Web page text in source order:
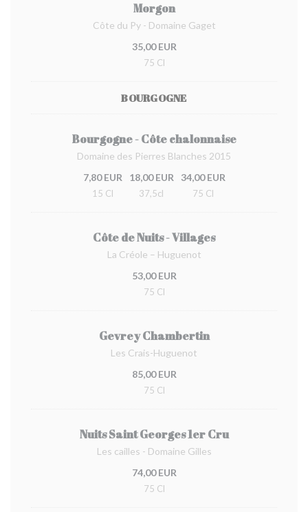
Morgon
Côte du Py - Domaine Gaget
35,00 EUR
75 Cl
BOURGOGNE
Bourgogne - Côte chalonnaise
Domaine des Pierres Blanches 2015
7,80 EUR
15 Cl
18,00 EUR
37,5cl
34,00 EUR
75 Cl
Côte de Nuits - Villages
La Créole – Huguenot
53,00 EUR
75 Cl
Gevrey Chambertin
Les Crais-Huguenot
85,00 EUR
75 Cl
Nuits Saint Georges 1er Cru
Les cailles - Domaine Gilles
74,00 EUR
75 Cl